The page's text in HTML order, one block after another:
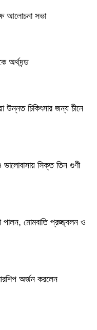
আলোচনা সভা
অর্থদন্ড
উন্নত চিকিৎসার জন্য চীনে
ভালোবাসায় সিক্ত তিন গুণী
পালন, মোমবাতি প্রজ্জ্বলন ও
অর্জন করলেন